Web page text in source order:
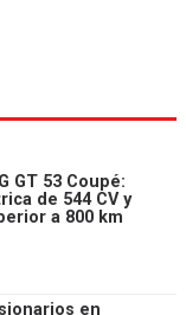
GT 53 Coupé:
de 544 CV y
a 800 km
en